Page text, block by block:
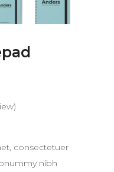
consectetuer
nibh